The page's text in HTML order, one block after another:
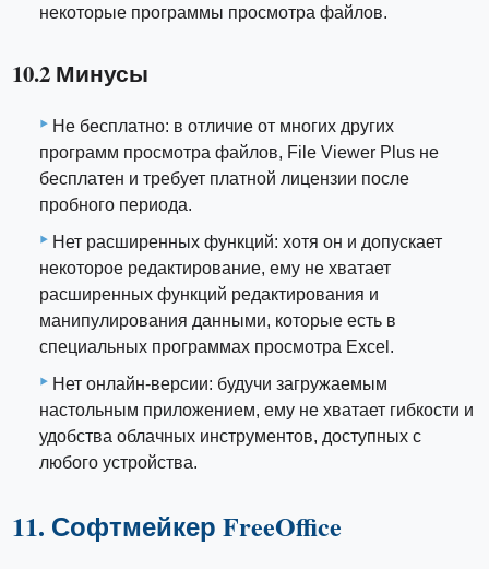
некоторые программы просмотра файлов.
10.2 Минусы
Не бесплатно: в отличие от многих других
программ просмотра файлов, File Viewer Plus не
бесплатен и требует платной лицензии после
пробного периода.
Нет расширенных функций: хотя он и допускает
некоторое редактирование, ему не хватает
расширенных функций редактирования и
манипулирования данными, которые есть в
специальных программах просмотра Excel.
Нет онлайн-версии: будучи загружаемым
настольным приложением, ему не хватает гибкости и
удобства облачных инструментов, доступных с
любого устройства.
11. Софтмейкер FreeOffice